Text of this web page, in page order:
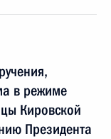
в режиме
Кировской
Президента